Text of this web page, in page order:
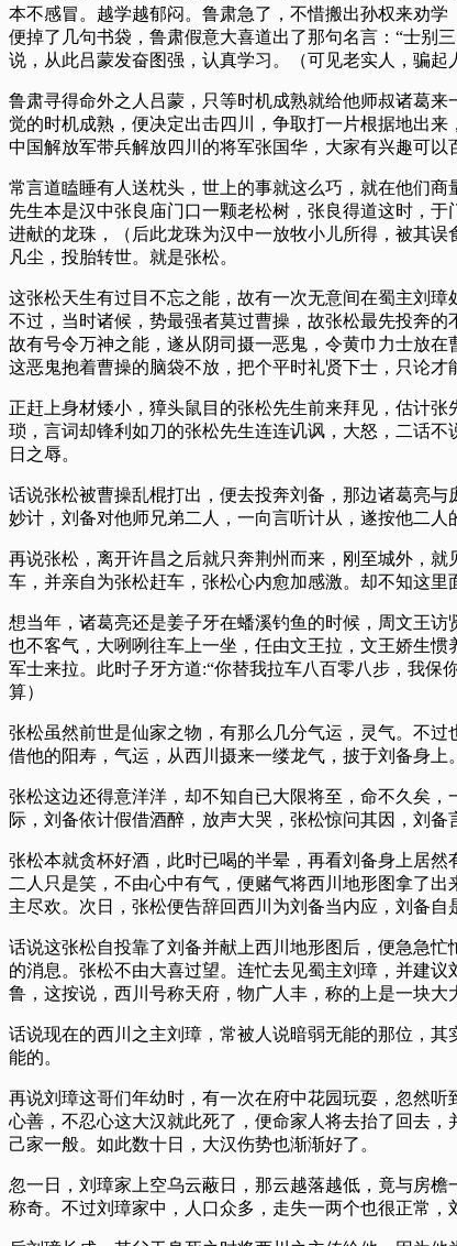
本不感冒。越学越郁闷。鲁肃急了，不惜搬出孙权来劝
便掉了几句书袋，鲁肃假意大喜道出了那句名言：“士别
说，从此吕蒙发奋图强，认真学习。（可见老实人，骗
鲁肃寻得命外之人吕蒙，只等时机成熟就给他师叔诸葛
觉的时机成熟，便决定出击四川，争取打一片根据地出
中国解放军带兵解放四川的将军张国华，大家有兴趣可以
常言道瞌睡有人送枕头，世上的事就这么巧，就在他们
先生本是汉中张良庙门口一颗老松树，张良得道这时，
进献的龙珠，（后此龙珠为汉中一放牧小儿所得，被其
凡尘，投胎转世。就是张松。
这张松天生有过目不忘之能，故有一次无意间在蜀主刘
不过，当时诸候，势最强者莫过曹操，故张松最先投奔
故有号令万神之能，遂从阴司摄一恶鬼，令黄巾力士放
这恶鬼抱着曹操的脑袋不放，把个平时礼贤下士，只论才
正赶上身材矮小，獐头鼠目的张松先生前来拜见，估计
琐，言词却锋利如刀的张松先生连连讥讽，大怒，二话
日之辱。
话说张松被曹操乱棍打出，便去投奔刘备，那边诸葛亮
妙计，刘备对他师兄弟二人，一向言听计从，遂按他二人
再说张松，离开许昌之后就只奔荆州而来，刚至城外，
车，并亲自为张松赶车，张松心内愈加感激。却不知这里
想当年，诸葛亮还是姜子牙在蟠溪钓鱼的时候，周文王
也不客气，大咧咧往车上一坐，任由文王拉，文王娇生
军士来拉。此时子牙方道:“你替我拉车八百零八步，我
算）
张松虽然前世是仙家之物，有那么几分气运，灵气。不
借他的阳寿，气运，从西川摄来一缕龙气，披于刘备身
张松这边还得意洋洋，却不知自已大限将至，命不久矣
际，刘备依计假借酒醉，放声大哭，张松惊问其因，刘
张松本就贪杯好酒，此时已喝的半晕，再看刘备身上居
二人只是笑，不由心中有气，便赌气将西川地形图拿了
主尽欢。次日，张松便告辞回西川为刘备当内应，刘备
话说这张松自投靠了刘备并献上西川地形图后，便急急
的消息。张松不由大喜过望。连忙去见蜀主刘璋，并建
鲁，这按说，西川号称天府，物广人丰，称的上是一块
话说现在的西川之主刘璋，常被人说暗弱无能的那位，
能的。
再说刘璋这哥们年幼时，有一次在府中花园玩耍，忽然
心善，不忍心这大汉就此死了，便命家人将去抬了回去
己家一般。如此数十日，大汉伤势也渐渐好了。
忽一日，刘璋家上空乌云蔽日，那云越落越低，竟与房
称奇。不过刘璋家中，人口众多，走失一两个也很正常